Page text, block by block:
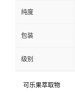
纯度
包装
级别
可乐果萃取物